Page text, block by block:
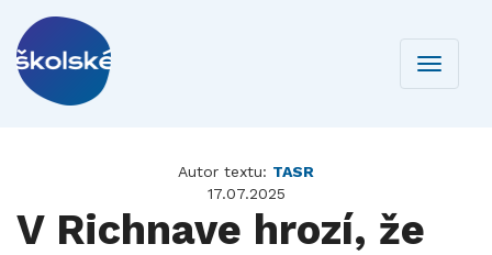
Toggle
Autor textu: TASR
17.07.2025
V Richnave hrozí, že